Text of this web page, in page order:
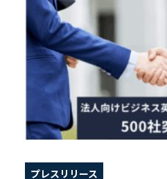
プレスリリース